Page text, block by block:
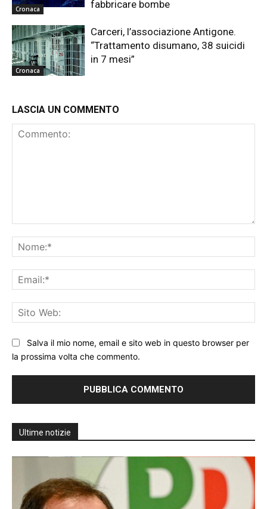
Cronaca fabbricare bombe
Cronaca
Carceri, l’associazione Antigone.
“Trattamento disumano, 38 suicidi
in 7 mesi”
LASCIA UN COMMENTO
Salva il mio nome, email e sito web in questo browser per
la prossima volta che commento.
Ultime notizie